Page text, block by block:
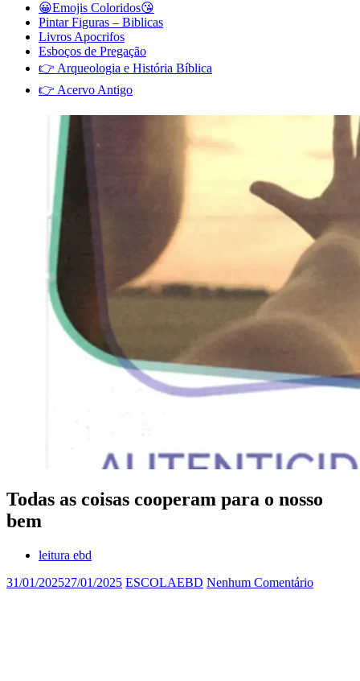
😀Emojis Coloridos😘
Pintar Figuras – Biblicas
Livros Apocrifos
Esboços de Pregação
👉 Arqueologia e História Bíblica
👉 Acervo Antigo
Todas as coisas cooperam para o nosso
bem
leitura ebd
31/01/202527/01/2025 ESCOLAEBD Nenhum Comentário